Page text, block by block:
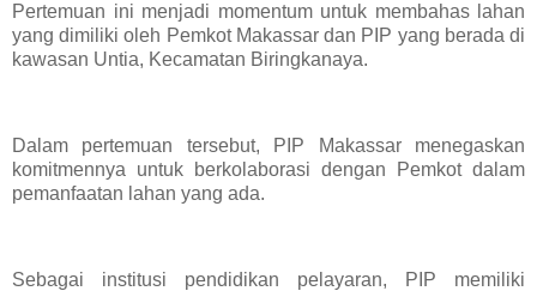
Pertemuan ini menjadi momentum untuk membahas lahan
yang dimiliki oleh Pemkot Makassar dan PIP yang berada di
kawasan Untia, Kecamatan Biringkanaya.
Dalam pertemuan tersebut, PIP Makassar menegaskan
komitmennya untuk berkolaborasi dengan Pemkot dalam
pemanfaatan lahan yang ada.
Sebagai institusi pendidikan pelayaran, PIP memiliki